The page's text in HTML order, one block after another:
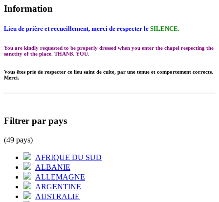
Information
Lieu de prière et recueillement, merci de respecter le SILENCE.
You are kindly requested to be properly dressed when you enter the chapel respecting the
sanctity of the place. THANK YOU.
Vous êtes prie de respecter ce lieu saint de culte, par une tenue et comportement corrects.
Merci.
Filtrer par pays
(49 pays)
AFRIQUE DU SUD
ALBANIE
ALLEMAGNE
ARGENTINE
AUSTRALIE